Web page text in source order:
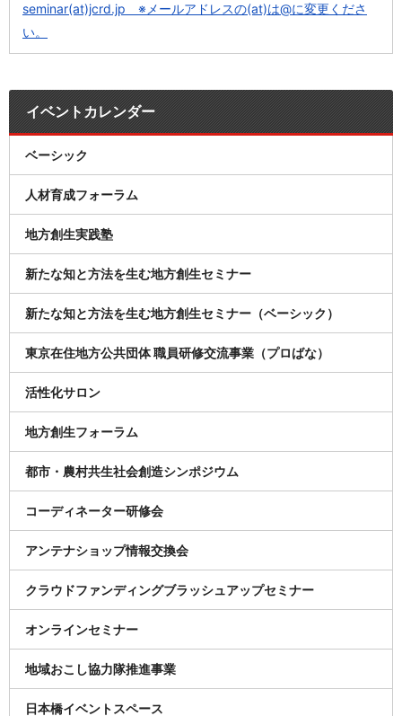
seminar(at)jcrd.jp ※メールアドレスの(at)は@に変更くださ
い。
イベントカレンダー
ベーシック
人材育成フォーラム
地方創生実践塾
新たな知と方法を生む地方創生セミナー
新たな知と方法を生む地方創生セミナー（ベーシック）
東京在住地方公共団体 職員研修交流事業（プロばな）
活性化サロン
地方創生フォーラム
都市・農村共生社会創造シンポジウム
コーディネーター研修会
アンテナショップ情報交換会
クラウドファンディングブラッシュアップセミナー
オンラインセミナー
地域おこし協力隊推進事業
日本橋イベントスペース